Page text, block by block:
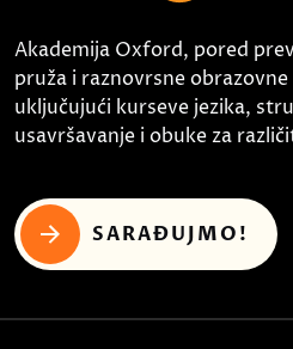
Akademija Oxford, pored
pruža i raznovrsne obrazovne
uključujući kurseve jezika,
usavršavanje i obuke za
SARAĐUJMO!